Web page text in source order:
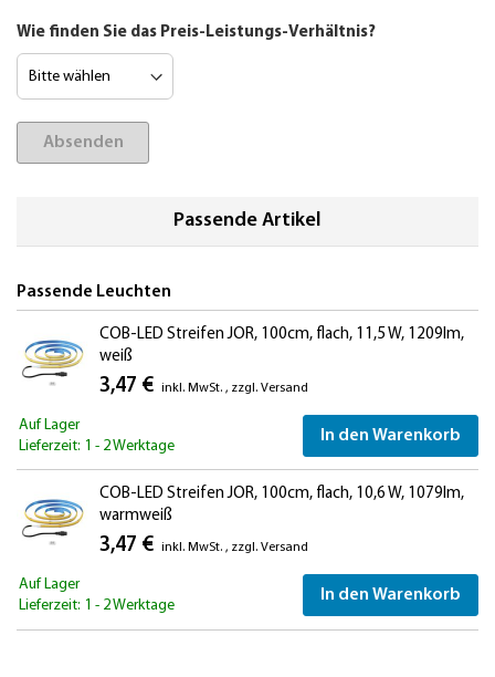
Wie finden Sie das Preis-Leistungs-Verhältnis?
Absenden
Passende Artikel
Passende Leuchten
COB-LED Streifen JOR, 100cm, flach, 11,5 W, 1209lm,
weiß
3,47 € inkl. MwSt. , zzgl. Versand
Auf Lager
Lieferzeit: 1 - 2 Werktage
In den Warenkorb
COB-LED Streifen JOR, 100cm, flach, 10,6 W, 1079lm,
warmweiß
3,47 € inkl. MwSt. , zzgl. Versand
Auf Lager
Lieferzeit: 1 - 2 Werktage
In den Warenkorb